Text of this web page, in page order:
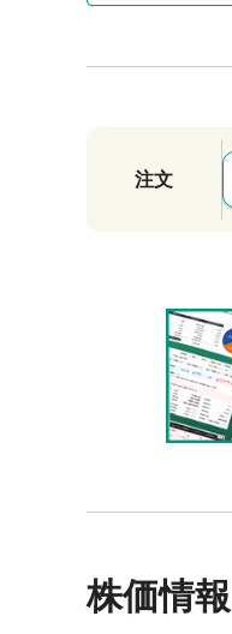
注文
株価情報